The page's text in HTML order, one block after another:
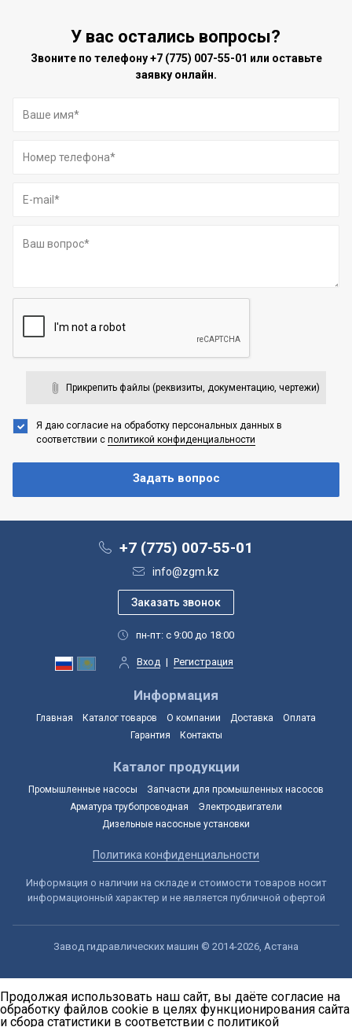
У вас остались вопросы?
Звоните по телефону+7 (775) 007-55-01 или оставьте
заявку онлайн.
Прикрепить файлы (реквизиты, документацию, чертежи)
Я даю согласие на обработку персональных данных в
соответствии с политикой конфиденциальности
+7 (775) 007-55-01
info@zgm.kz
пн-пт: с 9:00 до 18:00
Вход | Регистрация
Информация
Главная Каталог товаров О компании Доставка
Оплата
Гарантия
Контакты
Каталог продукции
Промышленные насосы
Запчасти для промышленных насосов
Арматура трубопроводная
Электродвигатели
Дизельные насосные установки
Политика конфиденциальности
Информация о наличии на складе и стоимости товаров носит
информационный характер и не является публичной офертой
Завод гидравлических машин © 2014-2026, Астана
Продолжая использовать наш сайт, вы даёте согласие на
обработку файлов cookie в целях функционирования сайта
и сбора статистики в соответствии с политикой